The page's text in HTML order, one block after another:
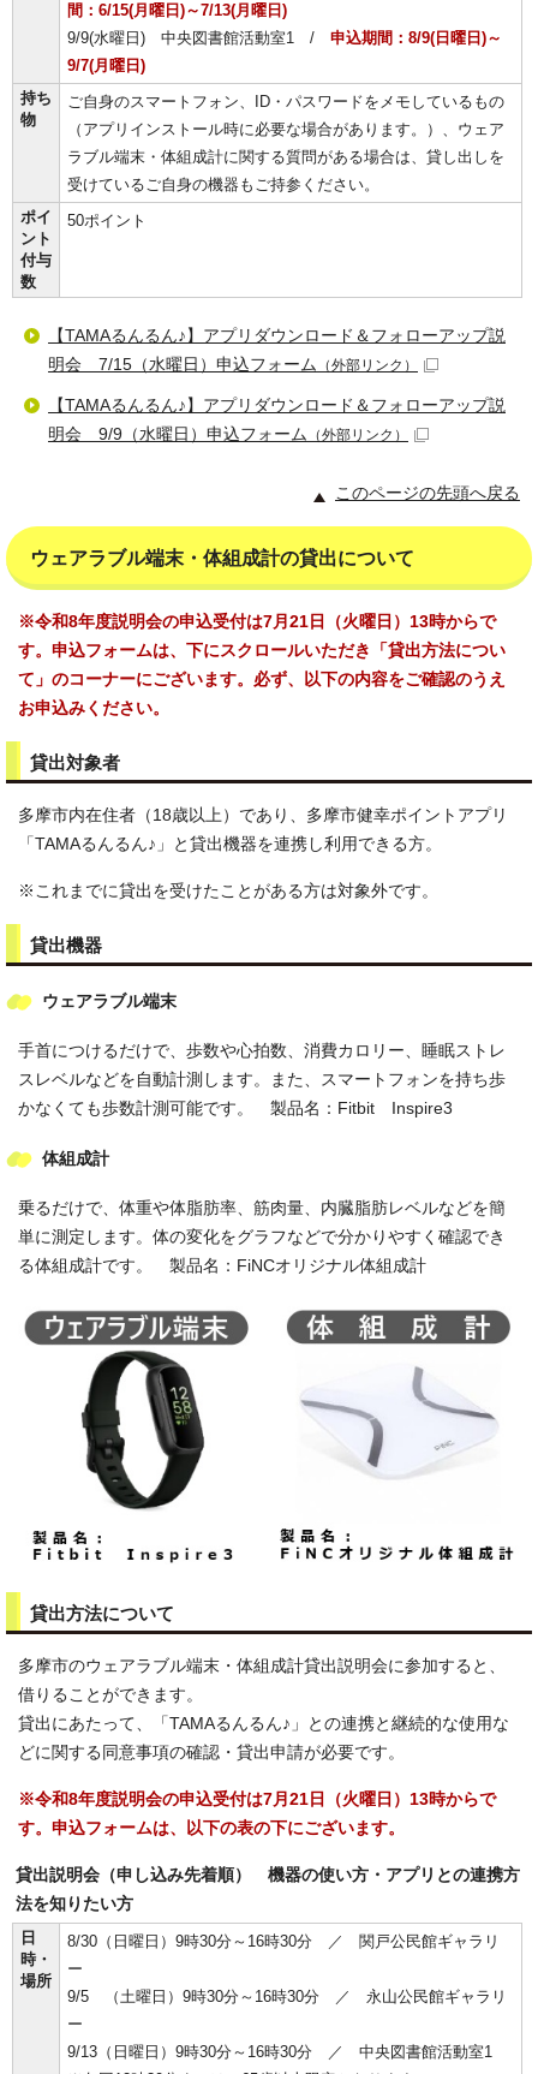
間：6/15(月曜日)～7/13(月曜日)
9/9(水曜日) 中央図書館活動室1 / 申込期間：8/9(日曜日)～
9/7(月曜日)
持ち
物
ご自身のスマートフォン、ID・パスワードをメモしているもの
（アプリインストール時に必要な場合があります。）、ウェア
ラブル端末・体組成計に関する質問がある場合は、貸し出しを
受けているご自身の機器もご持参ください。
ポイ
ント
付与
数
50ポイント
【TAMAるんるん♪】アプリダウンロード＆フォローアップ説
明会 7/15（水曜日）申込フォーム （外部リンク）
【TAMAるんるん♪】アプリダウンロード＆フォローアップ説
明会 9/9（水曜日）申込フォーム （外部リンク）
このページの先頭へ戻る
ウェアラブル端末・体組成計の貸出について
※令和8年度説明会の申込受付は7月21日（火曜日）13時からで
す。申込フォームは、下にスクロールいただき「貸出方法につい
て」のコーナーにございます。必ず、以下の内容をご確認のうえ
お申込みください。
貸出対象者
多摩市内在住者（18歳以上）であり、多摩市健幸ポイントアプリ
「TAMAるんるん♪」と貸出機器を連携し利用できる方。
※これまでに貸出を受けたことがある方は対象外です。
貸出機器
ウェアラブル端末
手首につけるだけで、歩数や心拍数、消費カロリー、睡眠ストレ
スレベルなどを自動計測します。また、スマートフォンを持ち歩
かなくても歩数計測可能です。 製品名：Fitbit Inspire3
体組成計
乗るだけで、体重や体脂肪率、筋肉量、内臓脂肪レベルなどを簡
単に測定します。体の変化をグラフなどで分かりやすく確認でき
る体組成計です。 製品名：FiNCオリジナル体組成計
貸出方法について
多摩市のウェアラブル端末・体組成計貸出説明会に参加すると、
借りることができます。
貸出にあたって、「TAMAるんるん♪」との連携と継続的な使用な
どに関する同意事項の確認・貸出申請が必要です。
※令和8年度説明会の申込受付は7月21日（火曜日）13時からで
す。申込フォームは、以下の表の下にございます。
貸出説明会（申し込み先着順） 機器の使い方・アプリとの連携方
法を知りたい方
日
時・
場所
8/30（日曜日）9時30分～16時30分 ／ 関戸公民館ギャラリ
ー
9/5 （土曜日）9時30分～16時30分 ／ 永山公民館ギャラリ
ー
9/13（日曜日）9時30分～16時30分 ／ 中央図書館活動室1